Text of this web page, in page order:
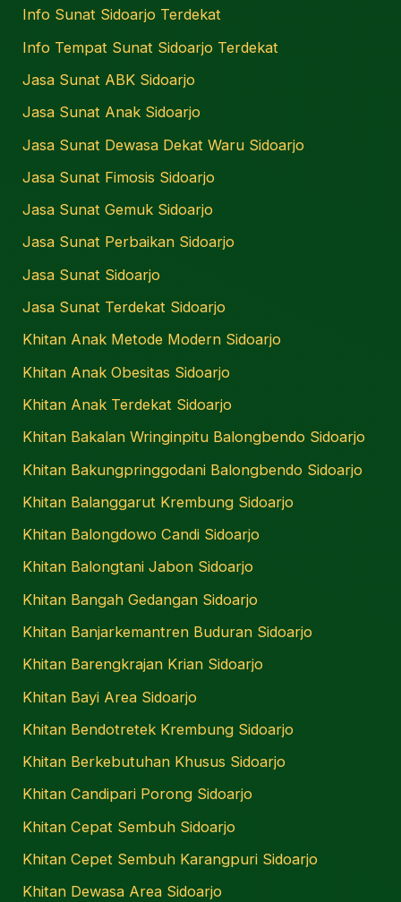
Info Sunat Sidoarjo Terdekat
Info Tempat Sunat Sidoarjo Terdekat
Jasa Sunat ABK Sidoarjo
Jasa Sunat Anak Sidoarjo
Jasa Sunat Dewasa Dekat Waru Sidoarjo
Jasa Sunat Fimosis Sidoarjo
Jasa Sunat Gemuk Sidoarjo
Jasa Sunat Perbaikan Sidoarjo
Jasa Sunat Sidoarjo
Jasa Sunat Terdekat Sidoarjo
Khitan Anak Metode Modern Sidoarjo
Khitan Anak Obesitas Sidoarjo
Khitan Anak Terdekat Sidoarjo
Khitan Bakalan Wringinpitu Balongbendo Sidoarjo
Khitan Bakungpringgodani Balongbendo Sidoarjo
Khitan Balanggarut Krembung Sidoarjo
Khitan Balongdowo Candi Sidoarjo
Khitan Balongtani Jabon Sidoarjo
Khitan Bangah Gedangan Sidoarjo
Khitan Banjarkemantren Buduran Sidoarjo
Khitan Barengkrajan Krian Sidoarjo
Khitan Bayi Area Sidoarjo
Khitan Bendotretek Krembung Sidoarjo
Khitan Berkebutuhan Khusus Sidoarjo
Khitan Candipari Porong Sidoarjo
Khitan Cepat Sembuh Sidoarjo
Khitan Cepet Sembuh Karangpuri Sidoarjo
Khitan Dewasa Area Sidoarjo